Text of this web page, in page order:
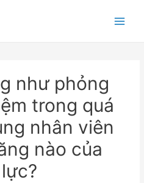
như phỏng
trong quá
nhân viên
nào của